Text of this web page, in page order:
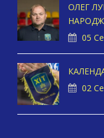
ОЛЕГ
05
02